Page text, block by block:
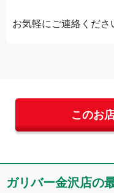
お気軽にご連絡くださ
このお
ガリバー金沢店の